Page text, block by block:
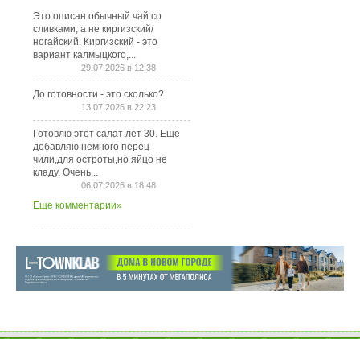
Это описан обычный чай со
сливками, а не киргизский/
ногайский. Киргизский - это
вариант калмыцкого,...
29.07.2026 в 12:38
До готовности - это сколько?
13.07.2026 в 22:23
Готовлю этот салат лет 30. Ещё
добавляю немного перец
чили,для остроты,но яйцо не
кладу. Очень...
06.07.2026 в 18:48
Еще комментарии»